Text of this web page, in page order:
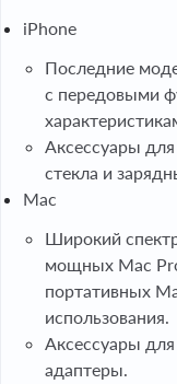
iPhone
Последние
с передовыми
Аксессуары
стекла и
Mac
Широкий
мощных Mac
портативных
использования.
Аксессуары
адаптеры.